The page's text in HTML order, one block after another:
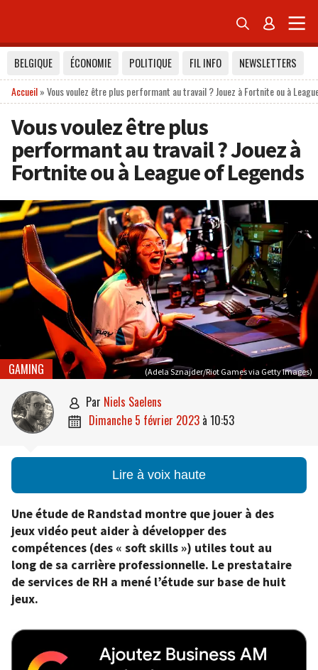
 
BELGIQUE ÉCONOMIE POLITIQUE FIL INFO
NEWSLETTERS
Accueil»Vous voulez être plus performant au travail ? Jouez à Fortnite ou à
Vous voulez être plus
performant au travail ? Jouez à
Fortnite ou à League of Legends
(Adela Sznajder/Riot Games via Getty Images)
GAMING
 par Niels Saelens
 dimanche 5 février 2023 à 10:53
Lire à voix haute
Une étude de Randstad montre que jouer à des
jeux vidéo peut aider à développer des
compétences (des « soft skills ») utiles tout au
long de sa carrière professionnelle. Le prestataire
de services de RH a mené l’étude sur base de huit
jeux.